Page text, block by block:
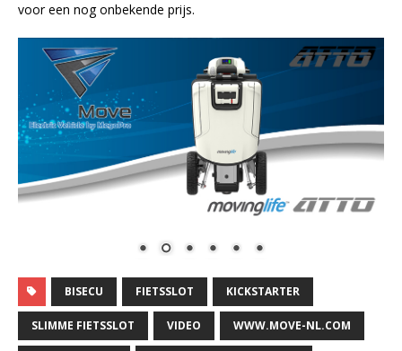
voor een nog onbekende prijs.
BISECU FIETSSLOT KICKSTARTER
SLIMME FIETSSLOT VIDEO WWW.MOVE-NL.COM